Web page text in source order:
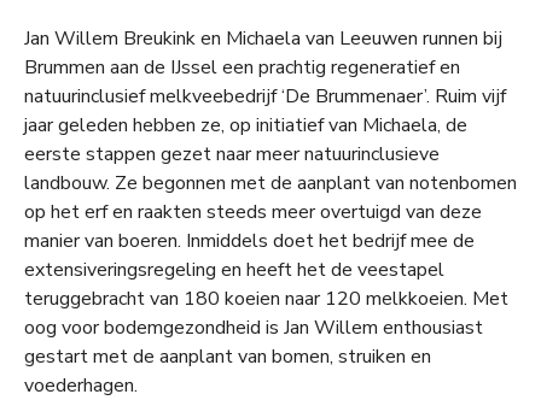
Jan Willem Breukink en Michaela van Leeuwen runnen bij
Brummen aan de IJssel een prachtig regeneratief en
natuurinclusief melkveebedrijf ‘De Brummenaer’. Ruim vijf
jaar geleden hebben ze, op initiatief van Michaela, de
eerste stappen gezet naar meer natuurinclusieve
landbouw. Ze begonnen met de aanplant van notenbomen
op het erf en raakten steeds meer overtuigd van deze
manier van boeren. Inmiddels doet het bedrijf mee de
extensiveringsregeling en heeft het de veestapel
teruggebracht van 180 koeien naar 120 melkkoeien. Met
oog voor bodemgezondheid is Jan Willem enthousiast
gestart met de aanplant van bomen, struiken en
voederhagen.